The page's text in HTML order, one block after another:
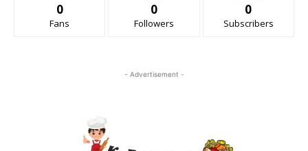
0
Fans
0
Followers
0
Subscribers
- Advertisement -